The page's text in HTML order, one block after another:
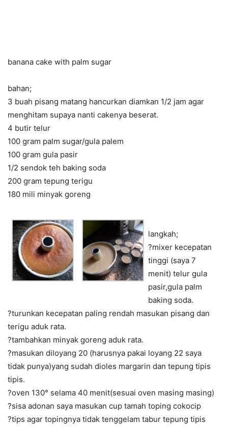
banana cake with palm sugar
bahan;
3 buah pisang matang hancurkan diamkan 1/2 jam agar
menghitam supaya nanti cakenya beserat.
4 butir telur
100 gram palm sugar/gula palem
100 gram gula pasir
1/2 sendok teh baking soda
200 gram tepung terigu
180 mili minyak goreng
langkah;
?mixer kecepatan
tinggi (saya 7
menit) telur gula
pasir,gula palm
baking soda.
?turunkan kecepatan paling rendah masukan pisang dan
terigu aduk rata.
?tambahkan minyak goreng aduk rata.
?masukan diloyang 20 (harusnya pakai loyang 22 saya
tidak punya)yang sudah dioles margarin dan tepung tipis
tipis.
?oven 130° selama 40 menit(sesuai oven masing masing)
?sisa adonan saya masukan cup tamah toping cokocip
?tips agar topingnya tidak tenggelam tabur tepung tipis